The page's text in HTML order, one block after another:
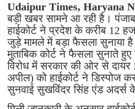
Udaipur Times, Haryana
बड़ी खबर सामने आ रही है। पंजाब
हाईकोर्ट ने प्रदेश के करीब 12
जुड़े मामले में बड़ा फैसला सुनाया
मुताबिक कोर्ट ने फैसला सुनाते
विरोध में सरकार की ओर से
अपील) को हाईकोर्ट ने डिस्पोज
सुनवाई सुखविंदर सिंह एंड अदर्स